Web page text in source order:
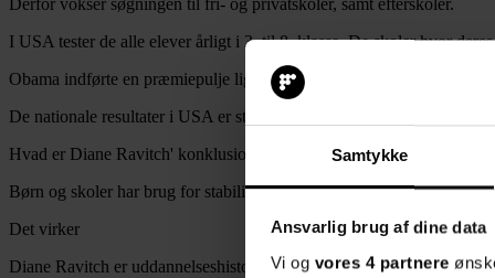
Samtykke
Ansvarlig brug af dine data
Vi og vores 4 partnere
Derfor vokser søgningen til fri- og privatskoler, samt efterskoler.
I USA tester de alle elever årligt i 3. til 8. klasse. De skoler hvor
Obama indførte en præmiepulje ligesom Løkke, måske har Løkke
De nationale resultater i USA er stagneret i de seneste år ligesom de
Hvad er Diane Ravitch' konklusion på uddannelsesreform og test.
Børn og skoler har brug for stabilitet, ikke disruption. Erfarne og
Det virker
Diane Ravitch er uddannelseshistoriker og forskningsprofessor ved